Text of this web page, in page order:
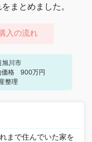
まとめました。
入の流れ
旭川市
価格
900万円
整理
まで住んでいた家を